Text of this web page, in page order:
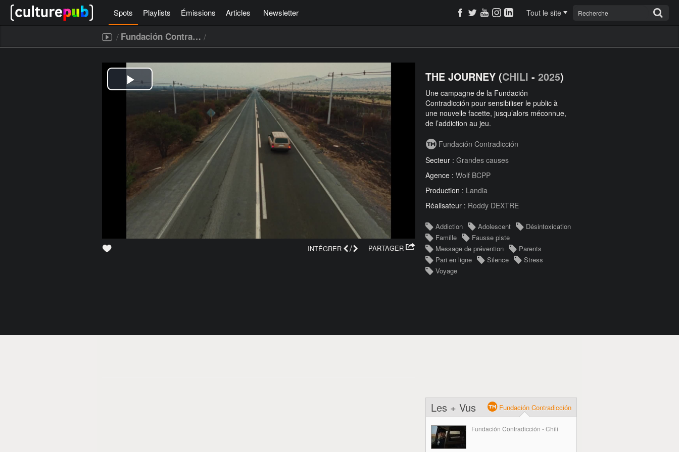
Spots Playlists Émissions Articles Newsletter Tout le site
/ Fundación Contradicción /
PARTAGER
INTÉGRER /
THE JOURNEY (CHILI - 2025)
Une campagne de la Fundación
Contradicción pour sensibiliser le public à
une nouvelle facette, jusqu’alors méconnue,
de l’addiction au jeu.
Fundación Contradicción
Secteur : Grandes causes
Agence : Wolf BCPP
Production : Landia
Réalisateur : Roddy DEXTRE
Addiction Adolescent
Désintoxication
Famille
Fausse piste
Message de prévention
Parents
Pari en ligne
Silence
Stress
Voyage
Les + Vus Fundación Contradicción
Fundación Contradicción - Chili